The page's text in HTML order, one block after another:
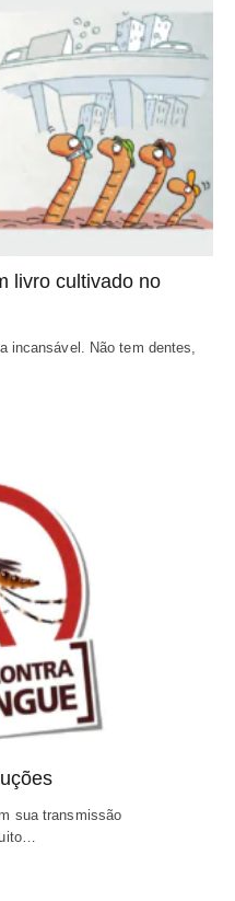
livro cultivado no
incansável. Não tem dentes,
sua transmissão